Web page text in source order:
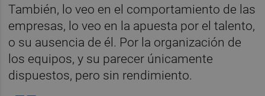
También, lo veo en el comportamiento de las
empresas, lo veo en la apuesta por el talento,
o su ausencia de él. Por la organización de
los equipos, y su parecer únicamente
dispuestos, pero sin rendimiento.